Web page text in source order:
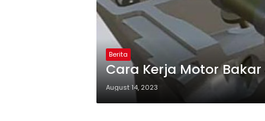
Berita
Cara Kerja Motor Bakar
August 14, 2023